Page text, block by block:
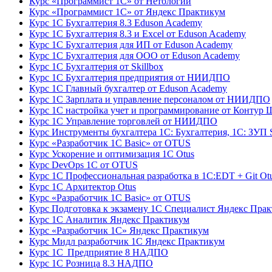
Курс «Программист 1С» от Яндекс Практикум
Курс 1С Бухгалтерия 8.3 Eduson Academy
Курс 1С Бухгалтерия 8.3 и Excel от Eduson Academy
Курс 1С Бухгалтерия для ИП от Eduson Academy
Курс 1С Бухгалтерия для ООО от Eduson Academy
Курс 1С Бухгалтерия от Skillbox
Курс 1С Бухгалтерия предприятия от НИИДПО
Курс 1С Главный бухгалтер от Eduson Academy
Курс 1С Зарплата и управление персоналом от НИИДПО
Курс 1С настройка учет и программирование от Контур
Курс 1С Управление торговлей от НИИДПО
Курс Инструменты бухгалтера 1С: Бухгалтерия, 1С: ЗУП
Курс «Разработчик 1С Basic» от OTUS
Курс Ускорение и оптимизация 1С Otus
Курс DevOps 1С от OTUS
Курс 1С Профессиональная разработка в 1С:EDT + Git
Курс 1С Архитектор Otus
Курс «Разработчик 1С Basic» от OTUS
Курс Подготовка к экзамену 1С Специалист Яндекс
Курс 1С Аналитик Яндекс Практикум
Курс «Разработчик 1С» Яндекс Практикум
Курс Мидл разработчик 1С Яндекс Практикум
Курс 1С Предприятие 8 НАДПО
Курс 1С Розница 8.3 НАДПО